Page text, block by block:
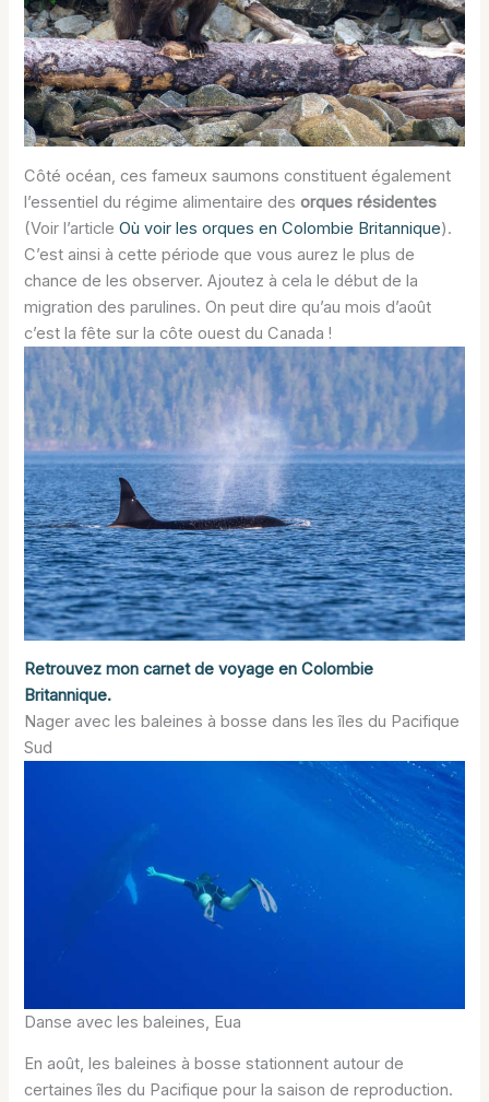
Côté océan, ces fameux saumons constituent également
l’essentiel du régime alimentaire desorques résidentes
(Voir l’articleOù voir les orques en Colombie Britannique).
C’est ainsi à cette période que vous aurez le plus de
chance de les observer. Ajoutez à cela le début de la
migration des parulines. On peut dire qu’au mois d’août
c’est la fête sur la côte ouest du Canada !
Retrouvez mon carnet de voyage en Colombie
Britannique.
Nager avec les baleines à bosse dans les îles du Pacifique
Sud
Danse avec les baleines, Eua
En août, les baleines à bosse stationnent autour de
certaines îles du Pacifique pour la saison de reproduction.